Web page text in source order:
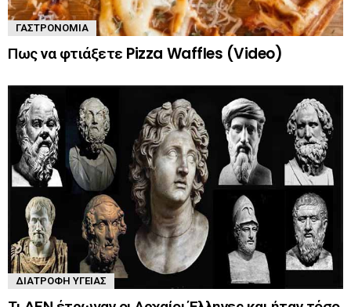
ΓΑΣΤΡΟΝΟΜΊΑ
Πως να φτιάξετε Pizza Waffles (Video)
ΔΙΑΤΡΟΦΉ ΥΓΕΊΑΣ